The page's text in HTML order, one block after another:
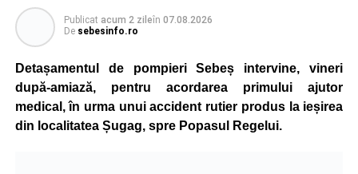
Cetatea Greavilor și zona centrală a comunei vor fi
transformate într-un spațiu dedicat Evului Mediu, unde
cavalerești, parade medievale, dansuri săsești și ateliere
interactive de meșteșuguri. Programul va fi completat de
concerte, recitaluri susținute de artiști locali și petreceri cu
DJ organizate în fiecare seară.
Publicat acum 2 zileîn 07.08.2026
De sebesinfo.ro
Detașamentul de pompieri Sebeș intervine, vineri
după-amiază, pentru acordarea primului ajutor
medical, în urma unui accident rutier produs la ieșirea
din localitatea Șugag, spre Popasul Regelui.